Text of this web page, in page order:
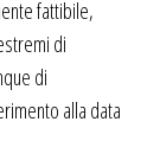
fattibile,
di
di
alla data